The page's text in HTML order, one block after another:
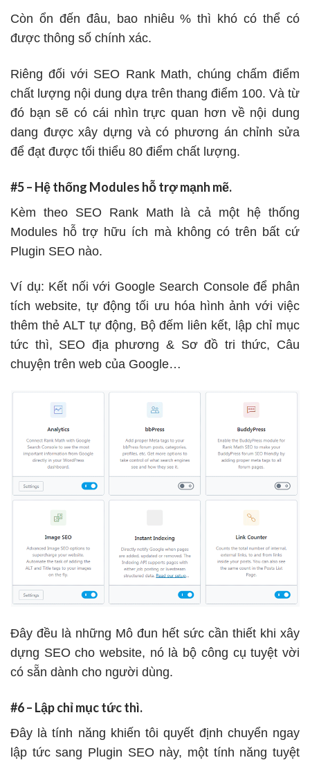
Còn ổn đến đâu, bao nhiêu % thì khó có thể có
được thông số chính xác.
Riêng đối với SEO Rank Math, chúng chấm điểm
chất lượng nội dung dựa trên thang điểm 100. Và từ
đó bạn sẽ có cái nhìn trực quan hơn về nội dung
dang được xây dựng và có phương án chỉnh sửa
để đạt được tối thiểu 80 điểm chất lượng.
#5 – Hệ thống Modules hỗ trợ mạnh mẽ.
Kèm theo SEO Rank Math là cả một hệ thống
Modules hỗ trợ hữu ích mà không có trên bất cứ
Plugin SEO nào.
Ví dụ: Kết nối với Google Search Console để phân
tích website, tự động tối ưu hóa hình ảnh với việc
thêm thẻ ALT tự động, Bộ đếm liên kết, lập chỉ mục
tức thì, SEO địa phương & Sơ đồ tri thức, Câu
chuyện trên web của Google…
Đây đều là những Mô đun hết sức cần thiết khi xây
dựng SEO cho website, nó là bộ công cụ tuyệt vời
có sẵn dành cho người dùng.
#6 – Lập chỉ mục tức thì.
Đây là tính năng khiến tôi quyết định chuyển ngay
lập tức sang Plugin SEO này, một tính năng tuyệt